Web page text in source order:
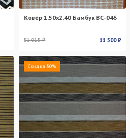
Ковёр 1,50х2,40 Бамбук ВС-046
51 015 ₽ 11 500 ₽
Скидка 50%